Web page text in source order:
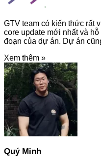
GTV team có kiến thức rất
core update mới nhất và
đoạn của dự án. Dự án
Xem thêm »
Quý Minh